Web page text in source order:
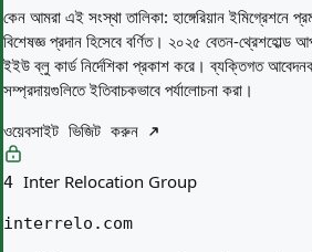
কেন আমরা এই সংস্থা তালিকা: হাঙ্গেরিয়ান ইমিগ্রেশনে
বিশেষজ্ঞ প্রদান হিসেবে বর্ণিত। ২০২৫ বেতন-
ইইউ ব্লু কার্ড নির্দেশিকা প্রকাশ করে। ব্যক্তিগত
সম্প্রদায়গুলিতে ইতিবাচকভাবে পর্যালোচনা করা।
ওয়েবসাইট ভিজিট করুন
4 Inter Relocation Group
interrelo.com